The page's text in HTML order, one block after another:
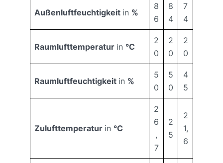
Außenluftfeuchtigkeit in %
8
6
8
4
7
4
Raumlufttemperatur in °C
2
0
2
0
2
0
Raumluftfeuchtigkeit in %
5
0
5
0
4
5
Zulufttemperatur in °C
2
6
,
7
2
5
2
1,
6